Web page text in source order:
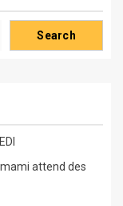
Search
attend des